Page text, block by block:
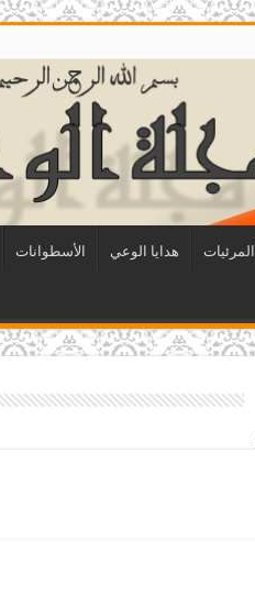
المرئيات هدايا الوعي الأسطوانات